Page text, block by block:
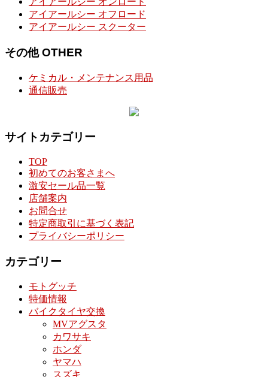
アイアールシー オフロード
アイアールシー スクーター
その他 OTHER
ケミカル・メンテナンス用品
通信販売
サイトカテゴリー
TOP
初めてのお客さまへ
激安セール品一覧
店舗案内
お問合せ
特定商取引に基づく表記
プライバシーポリシー
カテゴリー
モトグッチ
特価情報
バイクタイヤ交換
MVアグスタ
カワサキ
ホンダ
ヤマハ
スズキ